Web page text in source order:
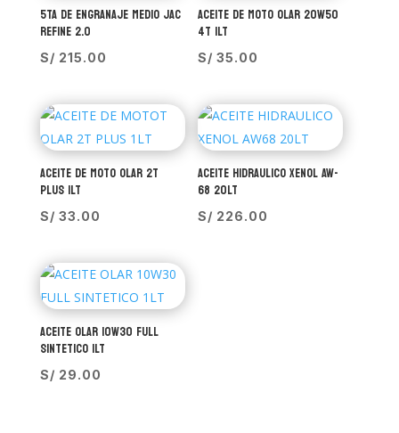
5TA DE ENGRANAJE MEDIO JAC
REFINE 2.0
S/ 215.00
ACEITE DE MOTO OLAR 20W50
4T 1LT
S/ 35.00
ACEITE DE MOTO OLAR 2T
PLUS 1LT
S/ 33.00
ACEITE HIDRAULICO XENOL AW-
68 20LT
S/ 226.00
ACEITE OLAR 10W30 FULL
SINTETICO 1LT
S/ 29.00